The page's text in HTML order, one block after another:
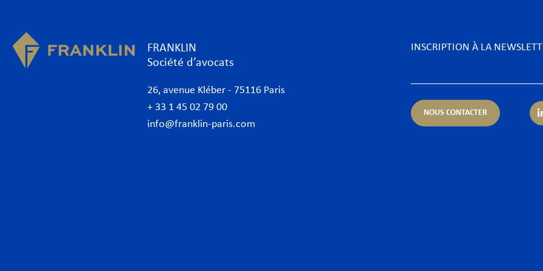
FRANKLIN
Société d’avocats
26, avenue Kléber - 75116 Paris
+ 33 1 45 02 79 00
info@franklin-paris.com
INSCRIPTION À LA
NOUS CONTACTER